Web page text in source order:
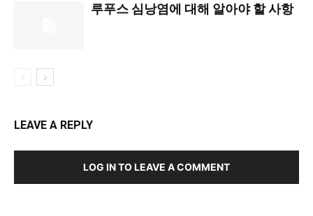
루푸스 심낭염에 대해 알아야 할 사항
LEAVE A REPLY
LOG IN TO LEAVE A COMMENT